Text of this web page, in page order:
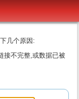
几个原因:
接不完整,或数据已被